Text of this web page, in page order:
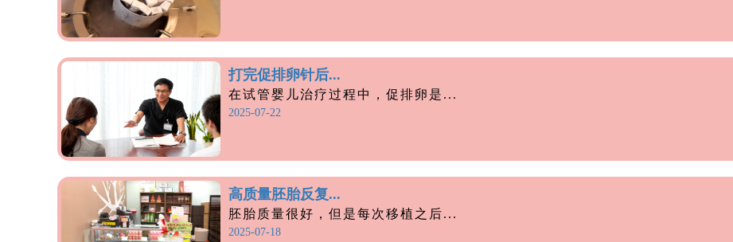
打完促排卵针后...
在试管婴儿治疗过程中，促排卵是...
2025-07-22
高质量胚胎反复...
胚胎质量很好，但是每次移植之后...
2025-07-18